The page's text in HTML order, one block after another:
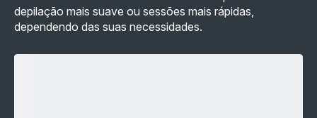
depilação mais suave ou sessões mais rápidas,
dependendo das suas necessidades.